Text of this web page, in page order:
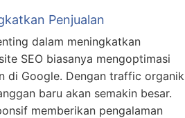
Penjualan
dalam meningkatkan
SEO biasanya mengoptimasi
di Google. Dengan traffic organik
baru akan semakin besar.
memberikan pengalaman